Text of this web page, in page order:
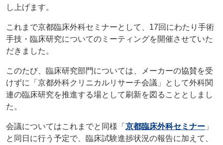
し上げます。
これまで京都臨床外科セミナーとして、17回にわたり手術
手技・臨床研究についてのミーティングを開催させていた
だきました。
このたび、臨床研究部門については、メーカーの協賛を受
けずに「京都外科クリニカルリサーチ会議」として外科関
連の臨床研究を推進する場として刷新を図ることとしまし
た。
会議についてはこれまでと同様「 京都臨床外科セミナー 」
と同日に行う予定で、臨床試験進捗状況の報告に加えて、